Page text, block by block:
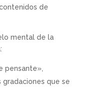
de
mental de la
pensante»,
gradaciones que se